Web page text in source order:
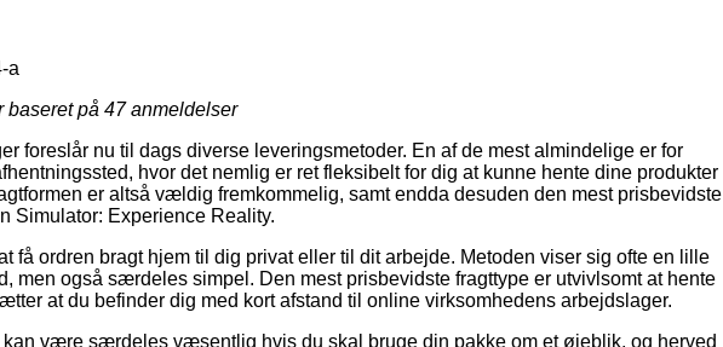
a
baseret på 47anmeldelser
foreslår nu til dags diverse leveringsmetoder. En af de mest almindelige er for
hvor det nemlig er ret fleksibelt for dig at kunne hente dine produkter
er altså vældig fremkommelig, samt endda desuden den mest prisbevidste
Simulator: Experience Reality.
få ordren bragt hjem til dig privat eller til dit arbejde. Metoden viser sig ofte en lille
men også særdeles simpel. Den mest prisbevidste fragttype er utvivlsomt at hente
at du befinder dig med kort afstand til online virksomhedens arbejdslager.
kan være særdeles væsentlig hvis du skal bruge din pakke om et øjeblik, og herved